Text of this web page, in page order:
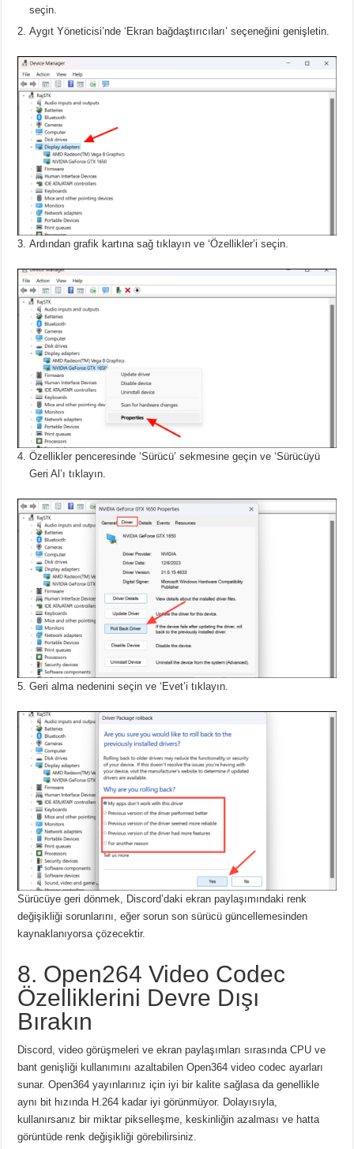
seçin.
Aygıt Yöneticisi’nde ‘Ekran bağdaştırıcıları’ seçeneğini genişletin.
Ardından grafik kartına sağ tıklayın ve ‘Özellikler’i seçin.
Özellikler penceresinde ‘Sürücü’ sekmesine geçin ve ‘Sürücüyü
Geri Al’ı tıklayın.
Geri alma nedenini seçin ve ‘Evet’i tıklayın.
Sürücüye geri dönmek, Discord’daki ekran paylaşımındaki renk
değişikliği sorunlarını, eğer sorun son sürücü güncellemesinden
kaynaklanıyorsa çözecektir.
8. Open264 Video Codec
Özelliklerini Devre Dışı
Bırakın
Discord, video görüşmeleri ve ekran paylaşımları sırasında CPU ve
bant genişliği kullanımını azaltabilen Open364 video codec ayarları
sunar.Open364 yayınlarınız için iyi bir kalite sağlasa da genellikle
aynı bit hızında H.264 kadar iyi görünmüyor. Dolayısıyla,
kullanırsanız bir miktar pikselleşme, keskinliğin azalması ve hatta
görüntüde renk değişikliği görebilirsiniz.